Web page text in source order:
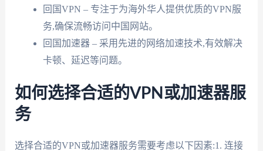
回国VPN – 专注于为海外华人提供优质的VPN服
务,确保流畅访问中国网站。
回国加速器 – 采用先进的网络加速技术,有效解决
卡顿、延迟等问题。
如何选择合适的VPN或加速器服
务
选择合适的VPN或加速器服务需要考虑以下因素:1. 连接